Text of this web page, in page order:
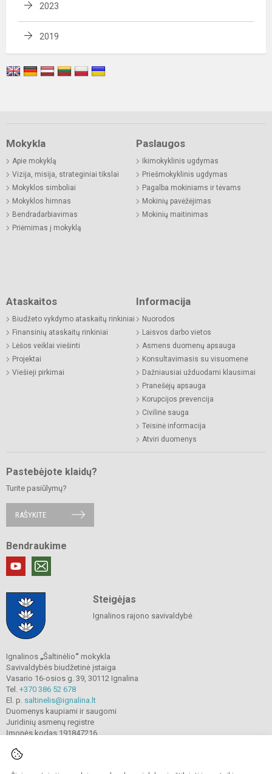
2023
2019
Mokykla
Apie mokyklą
Vizija, misija, strateginiai tikslai
Mokyklos simboliai
Mokyklos himnas
Bendradarbiavimas
Priėmimas į mokyklą
Paslaugos
Ikimokyklinis ugdymas
Priešmokyklinis ugdymas
Pagalba mokiniams ir tėvams
Mokinių pavėžėjimas
Mokinių maitinimas
Ataskaitos
Biudžeto vykdymo ataskaitų rinkiniai
Finansinių ataskaitų rinkiniai
Lėšos veiklai viešinti
Projektai
Viešieji pirkimai
Informacija
Nuorodos
Laisvos darbo vietos
Asmens duomenų apsauga
Konsultavimasis su visuomene
Dažniausiai užduodami klausimai
Pranešėjų apsauga
Korupcijos prevencija
Civilinė sauga
Teisinė informacija
Atviri duomenys
Pastebėjote klaidų?
Turite pasiūlymų?
RAŠYKITE
Bendraukime
Steigėjas
Ignalinos rajono savivaldybė
Ignalinos „Šaltinėlio“ mokykla
Savivaldybės biudžetinė įstaiga
Vasario 16-osios g. 39, 30112 Ignalina
Tel. +370 386 52 678
El. p. saltinelis@ignalina.lt
Duomenys kaupiami ir saugomi
Juridinių asmenų registre
Įmonės kodas 191847216